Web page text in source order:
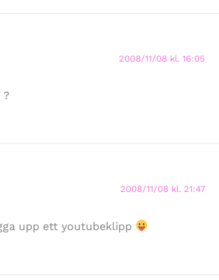
2008/11/08 kl. 16:05
?
2008/11/08 kl. 21:47
upp ett youtubeklipp